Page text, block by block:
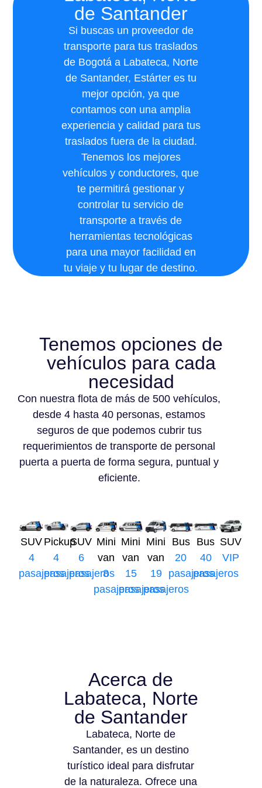
de Santander
Si buscas un proveedor de
transporte para tus traslados
de Bogotá a Labateca, Norte
de Santander, Estárter es tu
mejor opción, ya que
contamos con una amplia
experiencia y calidad para tus
traslados fuera de la ciudad.
Tenemos los mejores
vehículos y conductores, que
te permitirá gestionar y
controlar tu servicio de
transporte a través de
herramientas tecnológicas
para una mayor facilidad en
tu viaje y tu lugar de destino.
Tenemos opciones de
vehículos para cada
necesidad
Con nuestra flota de más de 500 vehículos,
desde 4 hasta 40 personas, estamos
seguros de que podemos cubrir tus
requerimientos de transporte de personal
puerta a puerta de forma segura, puntual y
eficiente.
SUV
4
pasajeros
Pickup
4
pasajeros
SUV
6
pasajeros
Mini
van
8
pasajeros
Mini
van
15
pasajeros
Mini
van
19
pasajeros
Bus
20
pasajeros
Bus
40
pasajeros
SUV
VIP
Acerca de
Labateca, Norte
de Santander
Labateca, Norte de
Santander, es un destino
turístico ideal para disfrutar
de la naturaleza. Ofrece una